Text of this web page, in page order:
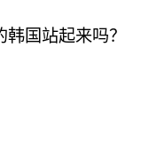
国站起来吗？